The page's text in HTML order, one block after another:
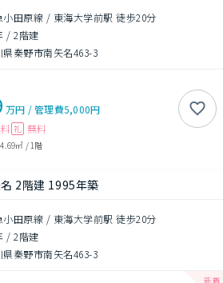
小田原線 / 東海大学前駅 徒歩20分
/2階建
県秦野市南矢名463-3
万円 /管理費5,000円
礼 無料
㎡ / 1階
2階建 1995年築
小田原線 / 東海大学前駅 徒歩20分
/2階建
県秦野市南矢名463-3